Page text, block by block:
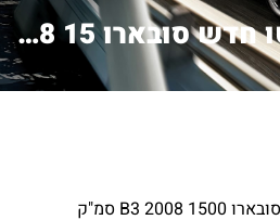
שלום קניתי אוטו חדש סובארו B3 2008 15...
שלום קניתי אוטו חדש סובארו B3 2008 1500 סמ"ק